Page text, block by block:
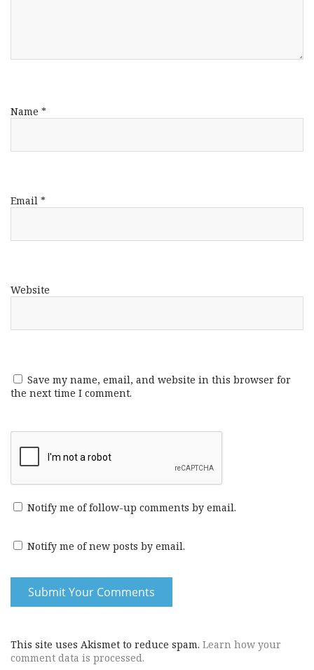
Name *
Email *
Website
Save my name, email, and website in this browser for
the next time I comment.
Notify me of follow-up comments by email.
Notify me of new posts by email.
This site uses Akismet to reduce spam. Learn how your
comment data is processed.